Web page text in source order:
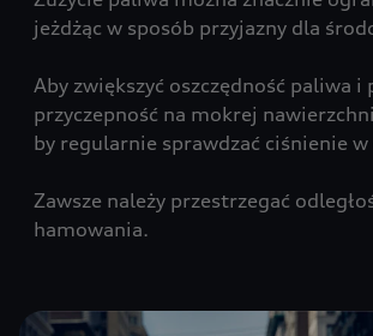
jeżdżąc w sposób przyjazny dla
Aby zwiększyć oszczędność paliwa i
przyczepność na mokrej
by regularnie sprawdzać ciśnienie w
Zawsze należy przestrzegać
hamowania.